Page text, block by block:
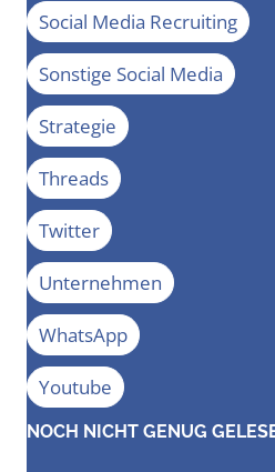
Social Media Recruiting
Sonstige Social Media
Strategie
Threads
Twitter
Unternehmen
WhatsApp
Youtube
NOCH NICHT GENUG